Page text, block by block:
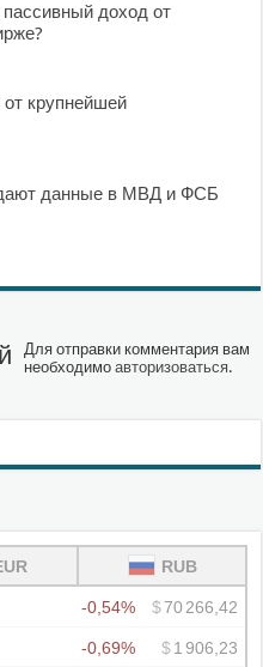
доход от
крупнейшей
данные в МВД и ФСБ
Для отправки комментария вам
необходимоавторизоваться.